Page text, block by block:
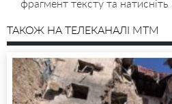
фрагмент тексту та натисніть
ТАКОЖ НА ТЕЛЕКАНАЛІ MTM